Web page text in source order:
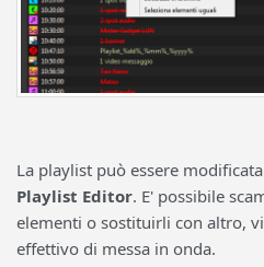
La playlist può essere
Playlist Editor. E' possibile
elementi o sostituirli con altro,
effettivo di messa in onda.